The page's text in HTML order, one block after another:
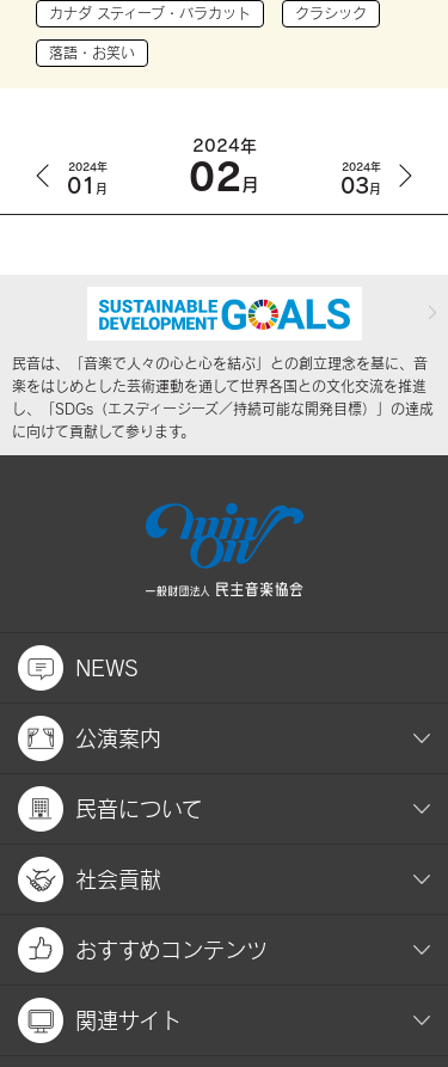
カナダ スティーブ・バラカット クラシック
落語・お笑い
2024年
01 月
2024年
02月
2024年
03月
民音は、「音楽で人々の心と心を結ぶ」との創立理念を基に、音
楽をはじめとした芸術運動を通して世界各国との文化交流を推進
し、「SDGs（エスディージーズ／持続可能な開発目標）」の達成
に向けて貢献して参ります。
NEWS
公演案内
民音について
社会貢献
おすすめコンテンツ
関連サイト